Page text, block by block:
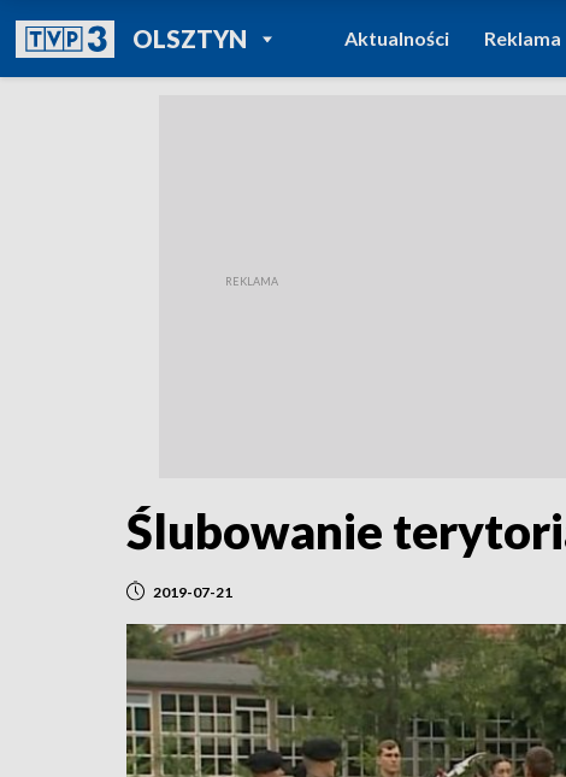
OLSZTYNPOWRÓT DO
TVP REGIONY
Aktualności Reklama
Ślubowanie
2019-07-21